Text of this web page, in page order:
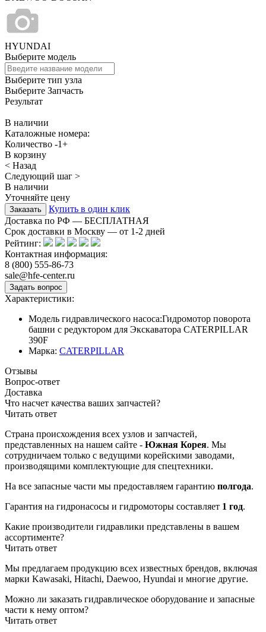
HYUNDAI
Выберите модель
Выберите тип узла
Выберите Запчасть
Результат
В наличии
Каталожные номера:
Количество -1+
В корзину
< Назад
Следующий шаг >
В наличии
Уточняйте цену
Купить в один клик
Доставка по РФ — БЕСПЛАТНАЯ
Срок доставки в Москву — от 1-2 дней
Рейтинг:
Контактная информация:
8 (800) 555-86-73
sale@hfe-center.ru
Характеристики:
Модель гидравлического насоса:Гидромотор поворота
башни с редуктором для Экскаватора CATERPILLAR
390F
Марка: CATERPILLAR
Отзывы
Вопрос-ответ
Доставка
Что насчет качества ваших запчастей?
Читать ответ
Страна происхождения всех узлов и запчастей,
представленных на нашем сайте - Южная Корея. Мы
сотрудничаем только с ведущими корейскими заводами,
производящими комплектующие для спецтехники.
На все запасные части мы предоставляем гарантию полгода.
Гарантия на гидронасосы и гидромоторы составляет 1 год.
Какие производители гидравлики представлены в вашем
ассортименте?
Читать ответ
Мы предлагаем продукцию всех известных брендов, включая
марки Kawasaki, Hitachi, Daewoo, Hyundai и многие другие.
Можно ли заказать гидравлическое оборудование и запасные
части к нему оптом?
Читать ответ